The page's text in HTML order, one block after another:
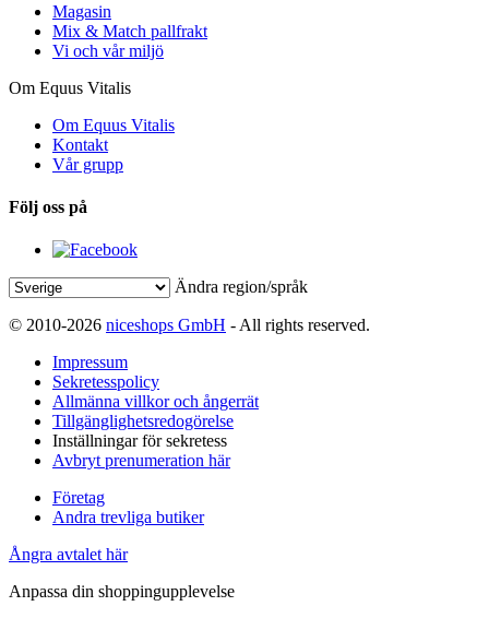
Magasin
Mix & Match pallfrakt
Vi och vår miljö
Om Equus Vitalis
Om Equus Vitalis
Kontakt
Vår grupp
Följ oss på
Ändra region/språk
© 2010-2026 niceshops GmbH - All rights reserved.
Impressum
Sekretesspolicy
Allmänna villkor och ångerrät
Tillgänglighetsredogörelse
Inställningar för sekretess
Avbryt prenumeration här
Företag
Andra trevliga butiker
Ångra avtalet här
Anpassa din shoppingupplevelse